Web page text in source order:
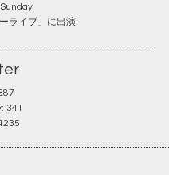
ライブ」に出演
341